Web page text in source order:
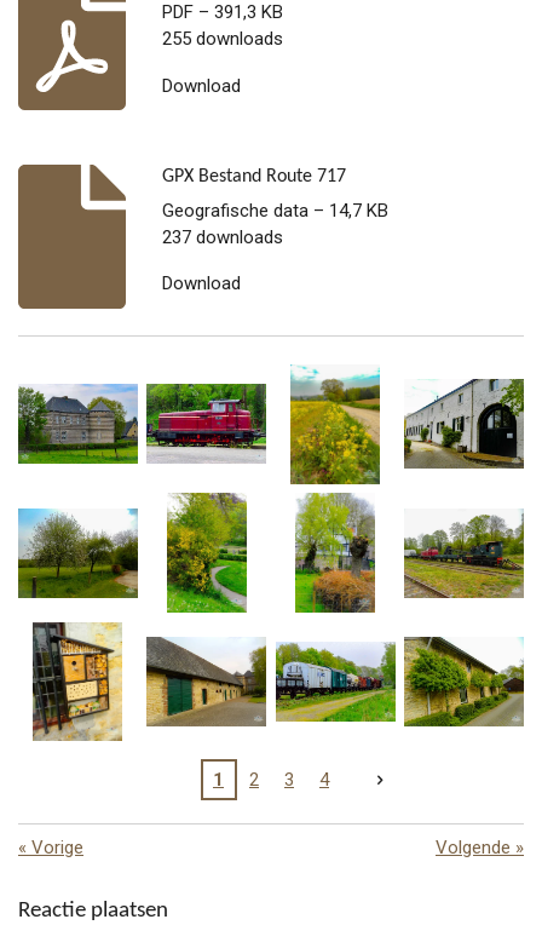
PDF – 391,3 KB
255 downloads
Download
GPX Bestand Route 717
Geografische data – 14,7 KB
237 downloads
Download
1 2 3 4
« Vorige Volgende »
Reactie plaatsen